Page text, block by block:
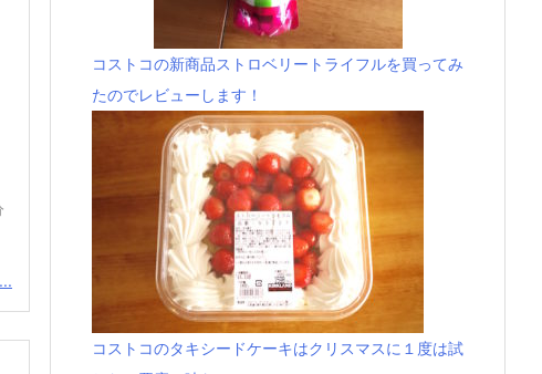
コストコの新商品ストロベリートライフルを買ってみ
たのでレビューします！
コストコのタキシードケーキはクリスマスに１度は試